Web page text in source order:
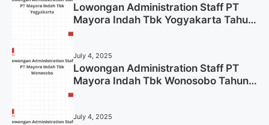
Lowongan Administration Staff PT
Mayora Indah Tbk Yogyakarta Tahun
July 4, 2025
Lowongan Administration Staff PT
Mayora Indah Tbk Wonosobo Tahun
July 4, 2025